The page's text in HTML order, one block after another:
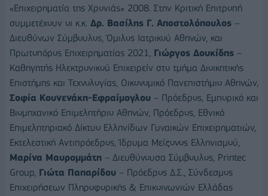
«Επιχειρηματία της Χρονιάς» 2008. Στην Κριτική Επιτροπή
συμμετέχουν οι κ.κ. Δρ. Βασίλης Γ. Αποστολόπουλος –
Διευθύνων Σύμβουλος, Όμιλος Ιατρικού Αθηνών, και
Πρωτοπόρος Επιχειρηματίας 2021, Γιώργος Δουκίδης –
Καθηγητής Ηλεκτρονικού Επιχειρείν στο τμήμα Διοικητικής
Επιστήμης και Τεχνολογίας, Οικονομικό Πανεπιστήμιο Αθηνών,
Σοφία Κουνενάκη-Εφραίμογλου – Πρόεδρος, Εμπορικό και
Βιομηχανικό Επιμελητήριο Αθηνών, Πρόεδρος, Εθνικό
Επιμελητηριακό Δίκτυο Ελληνίδων Γυναικών Επιχειρηματιών,
Εκτελεστική Αντιπρόεδρος, Ίδρυμα Μείζονος Ελληνισμού,
Μαρίνα Μαυρομμάτη – Διευθύνουσα Σύμβουλος, Printec
Group, Γιώτα Παπαρίδου – Πρόεδρος Δ.Σ., Σύνδεσμος
Επιχειρήσεων Πληροφορικής & Επικοινωνιών Ελλάδας